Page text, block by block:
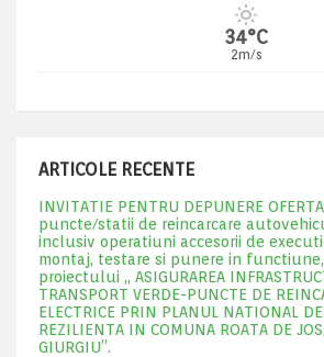
34°C
2m/s
ARTICOLE RECENTE
INVITATIE PENTRU DEPUNERE
puncte/statii de reincarcare
inclusiv operatiuni accesorii de
montaj, testare si punere in functiune,
proiectului „ ASIGURAREA
TRANSPORT VERDE-PUNCTE DE
ELECTRICE PRIN PLANUL NATIONAL DE
REZILIENTA IN COMUNA ROATA DE
GIURGIU”.